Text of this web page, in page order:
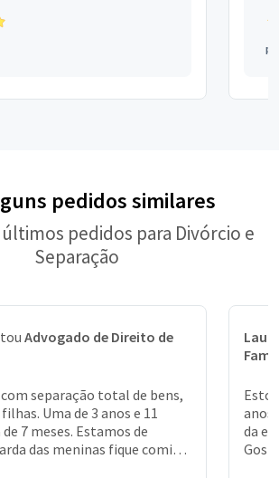
pedidos similares
últimos pedidos para Divórcio e
Separação
Advogado de Direito de
separação total de bens,
Uma de 3 anos e 11
7 meses. Estamos de
das meninas fique comigo
...
anos
da